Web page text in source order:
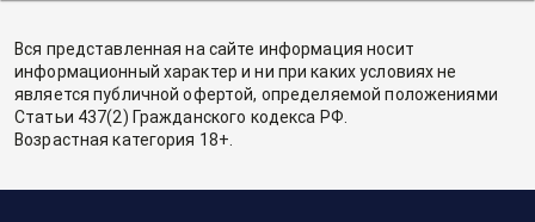
Вся представленная на сайте информация носит
информационный характер и ни при каких условиях не
является публичной офертой, определяемой положениями
Статьи 437(2) Гражданского кодекса РФ.
Возрастная категория 18+.